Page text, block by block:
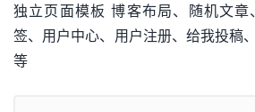
独立页面模板 博客布局、随机文章
签、用户中心、用户注册、给我投稿
等